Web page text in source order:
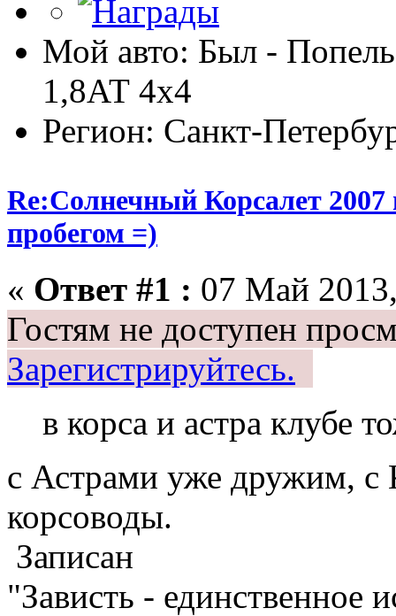
Мой авто: Был -
1,8АТ 4х4
Регион: Санкт-
Re:Солнечный Корсалет
пробегом =)
« Ответ #1 : 07 Май
Гостям не доступен
Зарегистрируйтесь.
в корса и астра клубе
с Астрами уже дружим, с
корсоводы.
Записан
"Зависть - единственное